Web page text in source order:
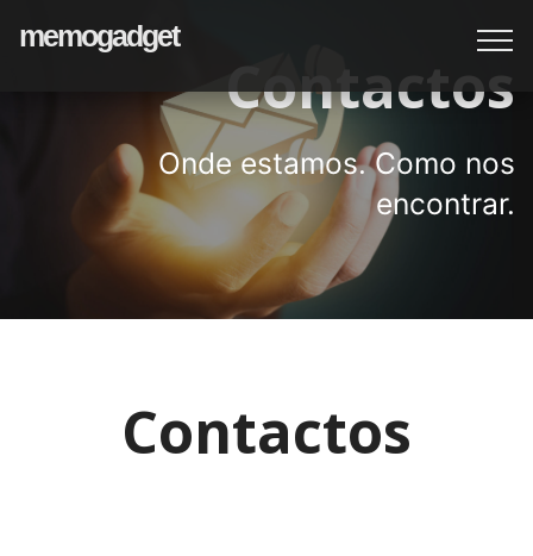
memogadget
Contactos
Onde estamos. Como nos
encontrar.
Contactos